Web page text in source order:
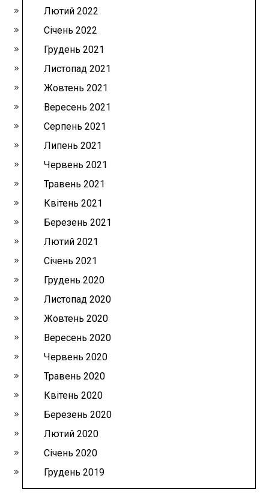
Лютий 2022
Січень 2022
Грудень 2021
Листопад 2021
Жовтень 2021
Вересень 2021
Серпень 2021
Липень 2021
Червень 2021
Травень 2021
Квітень 2021
Березень 2021
Лютий 2021
Січень 2021
Грудень 2020
Листопад 2020
Жовтень 2020
Вересень 2020
Червень 2020
Травень 2020
Квітень 2020
Березень 2020
Лютий 2020
Січень 2020
Грудень 2019